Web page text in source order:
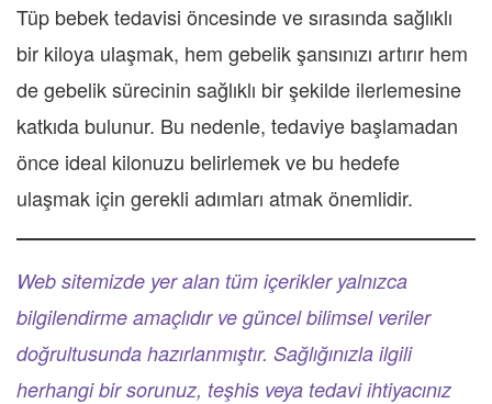
Tüp bebek tedavisi öncesinde ve sırasında sağlıklı
bir kiloya ulaşmak, hem gebelik şansınızı artırır hem
de gebelik sürecinin sağlıklı bir şekilde ilerlemesine
katkıda bulunur. Bu nedenle, tedaviye başlamadan
önce ideal kilonuzu belirlemek ve bu hedefe
ulaşmak için gerekli adımları atmak önemlidir.
Web sitemizde yer alan tüm içerikler yalnızca
bilgilendirme amaçlıdır ve güncel bilimsel veriler
doğrultusunda hazırlanmıştır. Sağlığınızla ilgili
herhangi bir sorunuz, teşhis veya tedavi ihtiyacınız